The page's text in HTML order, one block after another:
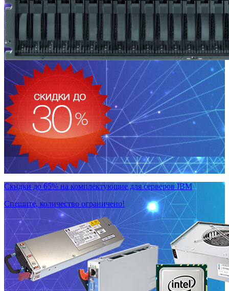
Скидки до 65% на комплектующие для серверов IBM
Спешите, количество ограничено!